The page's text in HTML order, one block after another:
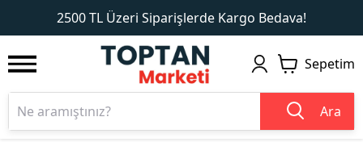
2500 TL Üzeri Siparişlerde Kargo Bedava!
1
Sepetim
Ara